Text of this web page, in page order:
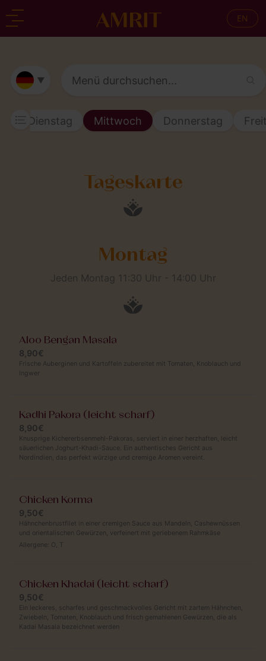
EN
▼
Dienstag Mittwoch Donnerstag
Tageskarte
Montag
Jeden Montag 11:30 Uhr - 14:00 Uhr
Aloo Bengan Masala
8,90€
Frische Auberginen und Kartoffeln zubereitet mit Tomaten, Knoblauch und
Ingwer
Kadhi Pakora (leicht scharf)
8,90€
Knusprige Kichererbsenmehl-Pakoras, serviert in einer herzhaften, leicht
säuerlichen Joghurt-Khadi-Sauce. Ein authentisches Gericht aus
Nordindien, das perfekt würzige und cremige Aromen vereint.
Chicken Korma
9,50€
Hähnchenbrustfilet in einer cremigen Sauce aus Mandeln, Cashewnüssen
und orientalischen Gewürzen, verfeinert mit geriebenem Rahmkäse
Allergene: O, T
Chicken Khadai (leicht scharf)
9,50€
Ein leckeres, scharfes und geschmackvolles Gericht mit zartem Hähnchen,
Zwiebeln, Tomaten, Knoblauch und frisch gemahlenen Gewürzen, die als
Kadai Masala bezeichnet werden